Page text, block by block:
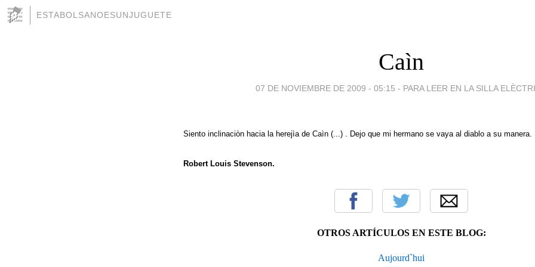
ESTABOLSANOESUNJUGUETE
Caìn
07 DE NOVIEMBRE DE 2009 - 05:15 - PARA LEER EN LA SILLA
Siento inclinaciòn hacia la herejìa de Caìn (...) . Dejo que mi hermano se vaya al diablo a su manera.
Robert Louis Stevenson.
OTROS ARTÍCULOS EN ESTE BLOG:
Aujourd`hui